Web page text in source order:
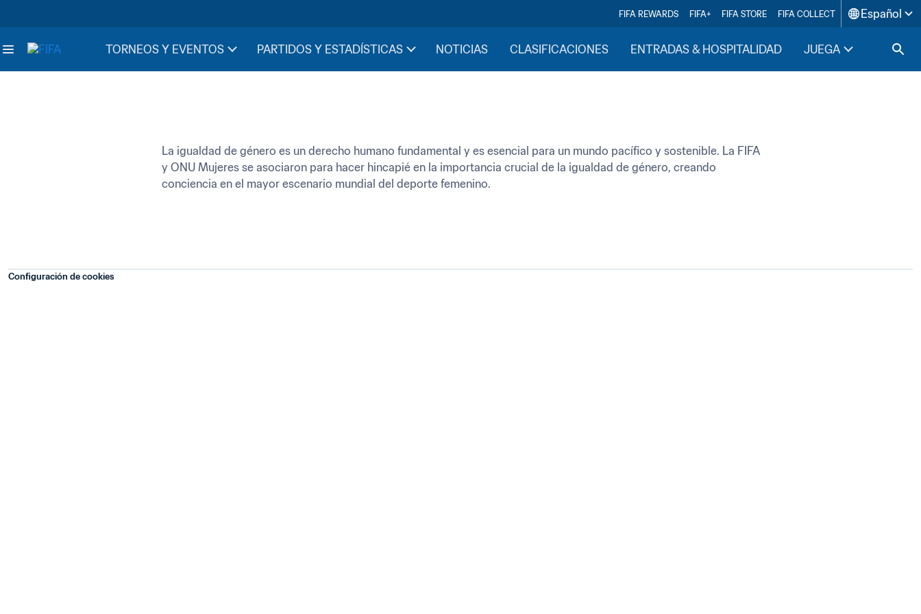
FIFA REWARDS FIFA+ FIFA STORE FIFA COLLECT Español
TORNEOS Y EVENTOS PARTIDOS Y ESTADÍSTICAS NOTICIAS CLASIFICACIONES ENTRADAS & HOSPITALIDAD JUEGA INSIDE
La igualdad de género es un derecho humano fundamental y es esencial para un mundo pacífico y sostenible. La FIFA
y ONU Mujeres se asociaron para hacer hincapié en la importancia crucial de la igualdad de género, creando
conciencia en el mayor escenario mundial del deporte femenino.
Configuración de cookies